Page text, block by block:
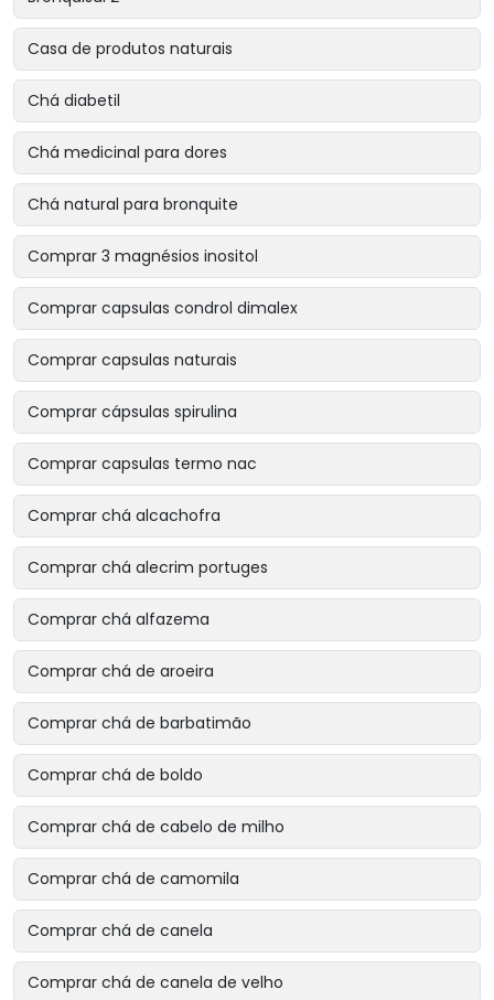
Casa de produtos naturais
Chá diabetil
Chá medicinal para dores
Chá natural para bronquite
Comprar 3 magnésios inositol
Comprar capsulas condrol dimalex
Comprar capsulas naturais
Comprar cápsulas spirulina
Comprar capsulas termo nac
Comprar chá alcachofra
Comprar chá alecrim portuges
Comprar chá alfazema
Comprar chá de aroeira
Comprar chá de barbatimão
Comprar chá de boldo
Comprar chá de cabelo de milho
Comprar chá de camomila
Comprar chá de canela
Comprar chá de canela de velho